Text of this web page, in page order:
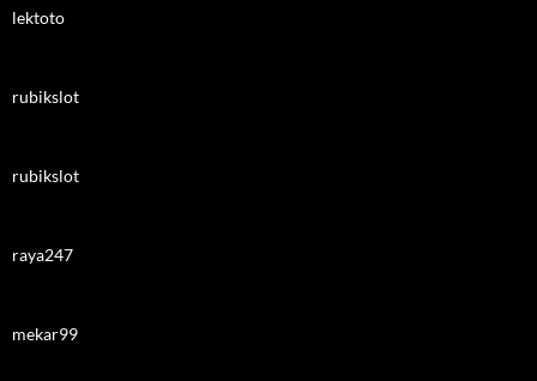
lektoto
rubikslot
rubikslot
raya247
mekar99